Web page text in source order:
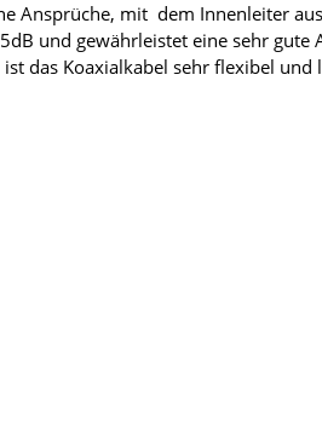
Ansprüche, mit dem Innenleiter aus
und gewährleistet eine sehr gute
das Koaxialkabel sehr flexibel und